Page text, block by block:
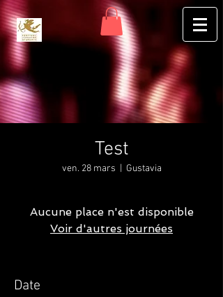
Test
ven. 28 mars Gustavia
Aucune place n'est disponible
Voir d'autres journées
Date